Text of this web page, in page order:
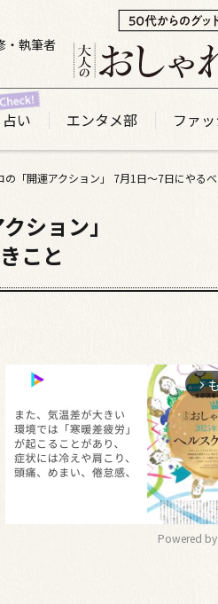
・執筆者
占い エンタメ部 ファ
の「開運アクション」 7月1日～7日にやる
ション」
こと
arrow_forward_ios
Powered by